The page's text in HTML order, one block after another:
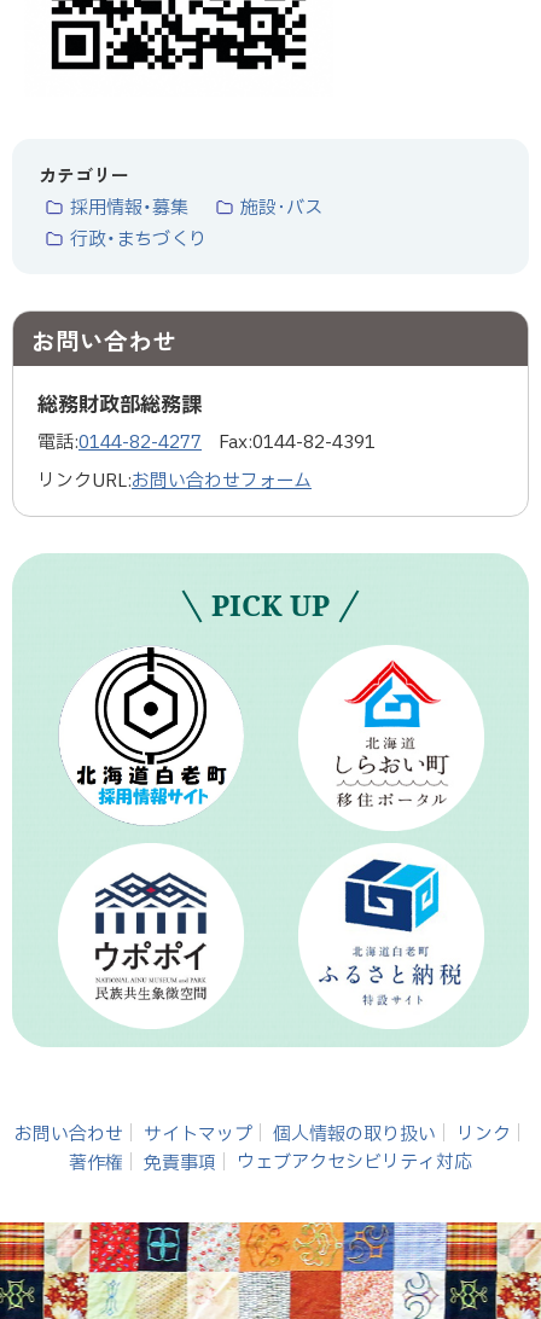
カテゴリー
採用情報・募集
施設･バス
行政・まちづくり
お問い合わせ
総務財政部総務課
電話:0144-82-4277 Fax:0144-82-4391
リンクURL:お問い合わせフォーム
PICK UP
お問い合わせ サイトマップ 個人情報の取り扱い
リンク
著作権
免責事項 ウェブアクセシビリティ対応